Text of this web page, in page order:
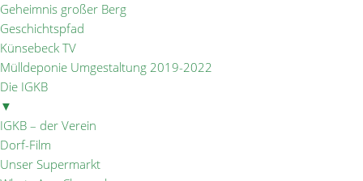
Geheimnis großer Berg
Geschichtspfad
Künsebeck TV
Mülldeponie Umgestaltung 2019-2022
Die IGKB
▼
IGKB – der Verein
Dorf-Film
Unser Supermarkt